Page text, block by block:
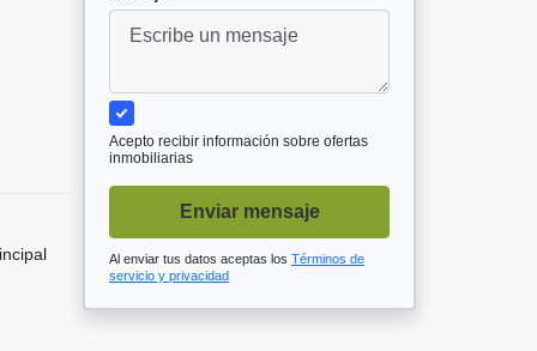
Acepto recibir información sobre ofertas
inmobiliarias
Enviar mensaje
Al enviar tus datos aceptas los Términos de
servicio y privacidad